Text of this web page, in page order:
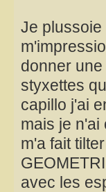
Je plussoie
donner
styxettes
capillo j'ai
mais je n'ai
m'a fait
avec les